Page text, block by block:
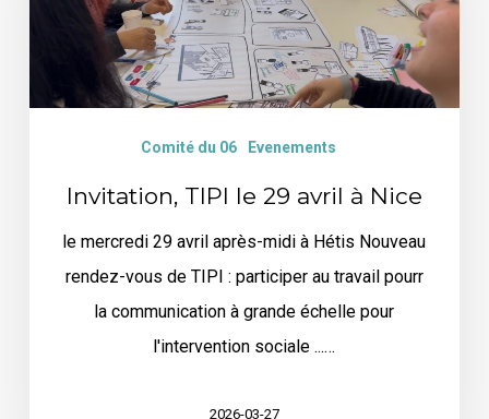
avril
à
Nice
Comité du 06 Evenements
Invitation, TIPI le 29 avril à Nice
le mercredi 29 avril après-midi à Hétis Nouveau
rendez-vous de TIPI : participer au travail pourr
la communication à grande échelle pour
l'intervention sociale ...…
2026-03-27